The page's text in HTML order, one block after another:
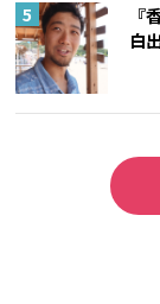
『
白